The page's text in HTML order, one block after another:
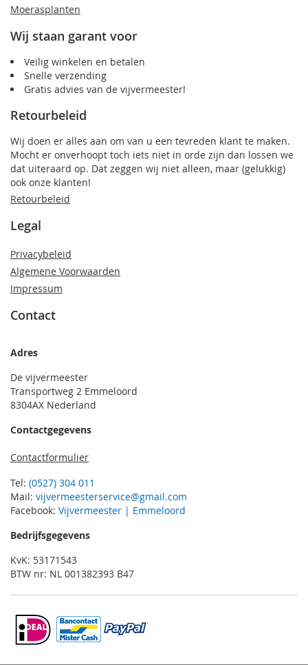
Moerasplanten
Wij staan garant voor
Veilig winkelen en betalen
Snelle verzending
Gratis advies van de vijvermeester!
Retourbeleid
Wij doen er alles aan om van u een tevreden klant te maken.
Mocht er onverhoopt toch iets niet in orde zijn dan lossen we
dat uiteraard op. Dat zeggen wij niet alleen, maar (gelukkig)
ook onze klanten!
Retourbeleid
Legal
Privacybeleid
Algemene Voorwaarden
Impressum
Contact
Adres
De vijvermeester
Transportweg 2 Emmeloord
8304AX Nederland
Contactgegevens
Contactformulier
Tel: (0527) 304 011
Mail: vijvermeesterservice@gmail.com
Facebook: Vijvermeester | Emmeloord
Bedrijfsgegevens
KvK: 53171543
BTW nr: NL 001382393 B47